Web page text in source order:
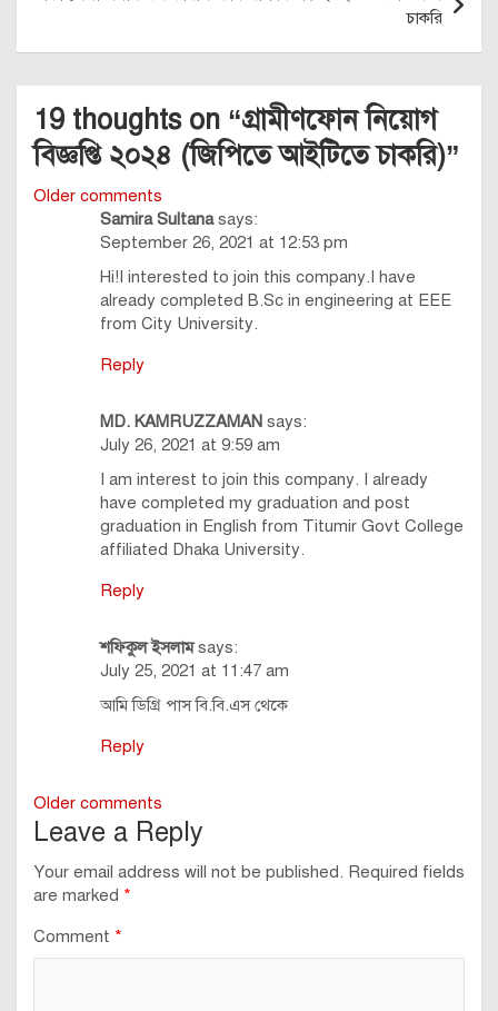
চাকরি
19 thoughts on “গ্রামীণফোন নিয়োগ
বিজ্ঞপ্তি ২০২৪ (জিপিতে আইটিতে চাকরি)”
Comments
navigation
Older comments
Samira Sultana says:
September 26, 2021 at 12:53 pm
Hi!I interested to join this company.I have
already completed B.Sc in engineering at EEE
from City University.
Reply
MD. KAMRUZZAMAN says:
July 26, 2021 at 9:59 am
I am interest to join this company. I already
have completed my graduation and post
graduation in English from Titumir Govt College
affiliated Dhaka University.
Reply
শফিকুল ইসলাম says:
July 25, 2021 at 11:47 am
আমি ডিগ্রি পাস বি.বি.এস থেকে
Reply
Comments
navigation
Older comments
Leave a Reply
Your email address will not be published. Required fields
are marked *
Comment *